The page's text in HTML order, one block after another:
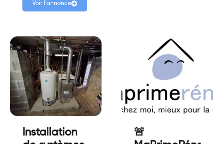
Voir l'annonce
Installation
🚨